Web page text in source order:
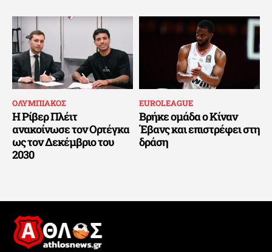
ΟΛΥΜΠΙΑΚΟΣ
Η Ρίβερ Πλέιτ
ανακοίνωσε τον Ορτέγκα
ως τον Δεκέμβριο του
2030
EUROLEAGUE
Βρήκε ομάδα ο Κίναν
Έβανς και επιστρέφει στη
δράση